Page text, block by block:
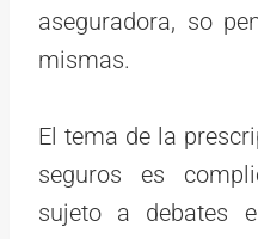
aseguradora, so
mismas.
El tema de la
seguros es
sujeto a debates